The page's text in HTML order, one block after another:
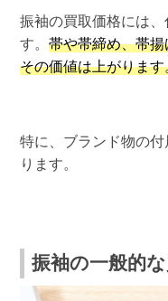
振袖の買取価格には
す。帯や帯締め、帯
その価値は上がります
特に、ブランド物の
ります。
振袖の一般的